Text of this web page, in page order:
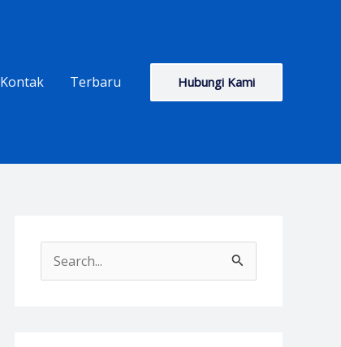
Kontak Terbaru Hubungi Kami
e